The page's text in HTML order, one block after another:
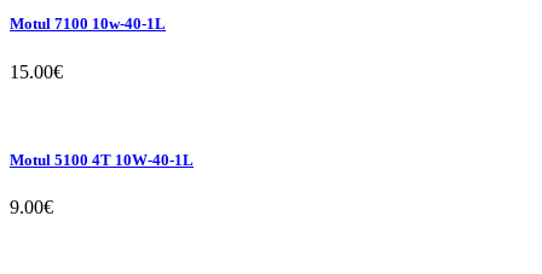
Motul 7100 10w-40-1L
15.00€
Motul 5100 4T 10W-40-1L
9.00€